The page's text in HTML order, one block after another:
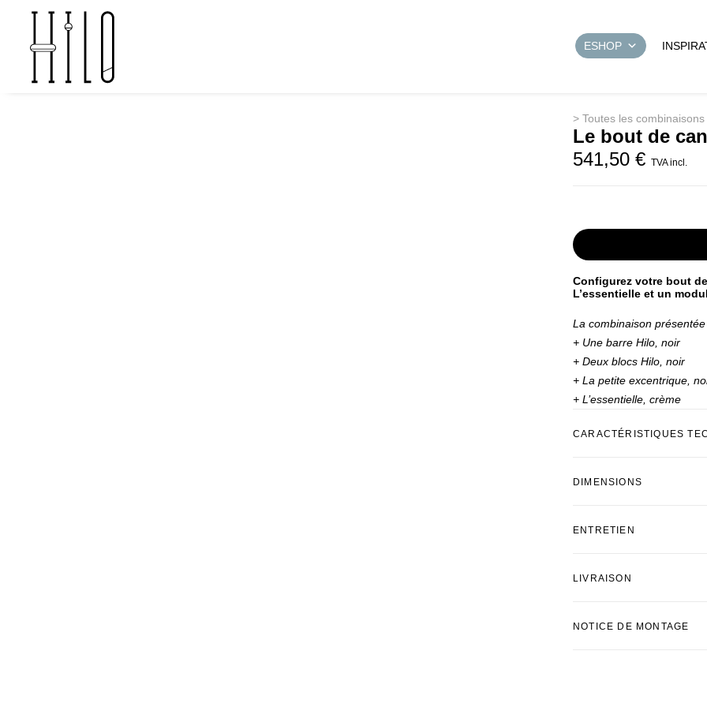
ESHOP
> Toutes les combinaisons
Le bout de
541,50 € TVA incl.
Configurez votre bout
L’essentielle et un
La combinaison
+ Une barre Hilo, noir
+ Deux blocs Hilo, noir
+ La petite excentrique,
+ L’essentielle, crème
CARACTÉRISTIQUES
DIMENSIONS
ENTRETIEN
LIVRAISON
NOTICE DE MONTAGE